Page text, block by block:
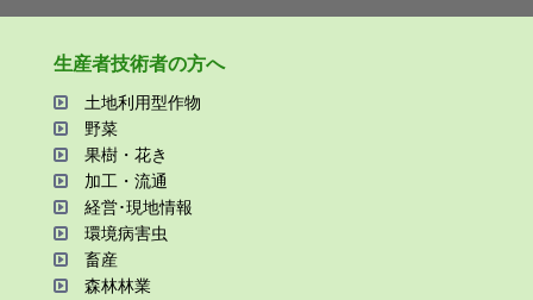
⽣産者技術者の⽅へ
⼟地利⽤型作物
野菜
果樹・花き
加⼯・流通
経営･現地情報
環境病害⾍
畜産
森林林業